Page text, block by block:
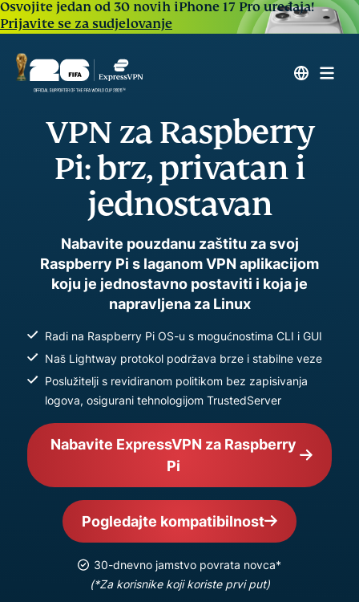
Osvojite jedan od 30 novih iPhone 17 Pro uređaja!
Prijavite se za sudjelovanje
VPN za Raspberry
Pi: brz, privatan i
jednostavan
Nabavite pouzdanu zaštitu za svoj
Raspberry Pi s laganom VPN aplikacijom
koju je jednostavno postaviti i koja je
napravljena za Linux
Radi na Raspberry Pi OS-u s mogućnostima CLI i GUI
Naš Lightway protokol podržava brze i stabilne veze
Poslužitelji s revidiranom politikom bez zapisivanja
logova, osigurani tehnologijom TrustedServer
Nabavite ExpressVPN za Raspberry
Pi
Pogledajte kompatibilnost
30-dnevno jamstvo povrata novca*
(*Za korisnike koji koriste prvi put)